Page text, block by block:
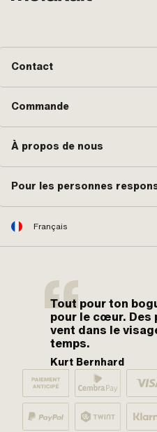
Contact
Commande
À propos de nous
Pour les personnes
Français
Tout pour ton
pour le cœur. Des
vent dans le
temps.
Kurt Bernhard